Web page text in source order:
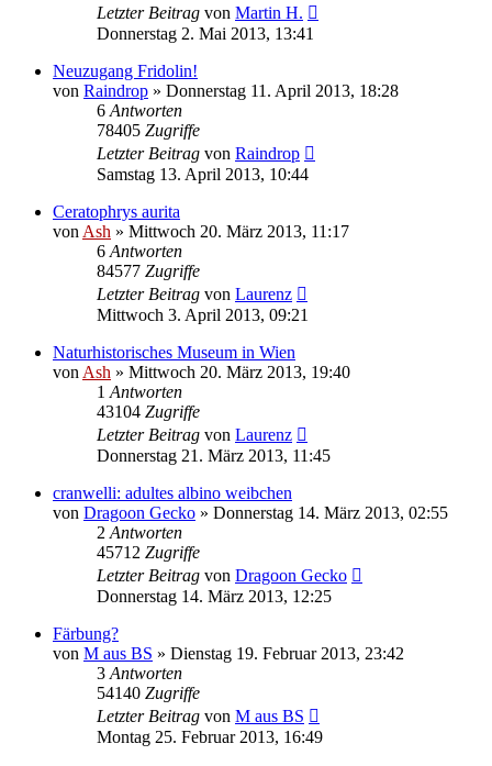
Letzter Beitrag von Martin H.
Donnerstag 2. Mai 2013, 13:41
Neuzugang Fridolin!
von Raindrop » Donnerstag 11. April 2013, 18:28
6 Antworten
78405 Zugriffe
Letzter Beitrag von Raindrop
Samstag 13. April 2013, 10:44
Ceratophrys aurita
von Ash » Mittwoch 20. März 2013, 11:17
6 Antworten
84577 Zugriffe
Letzter Beitrag von Laurenz
Mittwoch 3. April 2013, 09:21
Naturhistorisches Museum in Wien
von Ash » Mittwoch 20. März 2013, 19:40
1 Antworten
43104 Zugriffe
Letzter Beitrag von Laurenz
Donnerstag 21. März 2013, 11:45
cranwelli: adultes albino weibchen
von Dragoon Gecko » Donnerstag 14. März 2013, 02:55
2 Antworten
45712 Zugriffe
Letzter Beitrag von Dragoon Gecko
Donnerstag 14. März 2013, 12:25
Färbung?
von M aus BS » Dienstag 19. Februar 2013, 23:42
3 Antworten
54140 Zugriffe
Letzter Beitrag von M aus BS
Montag 25. Februar 2013, 16:49